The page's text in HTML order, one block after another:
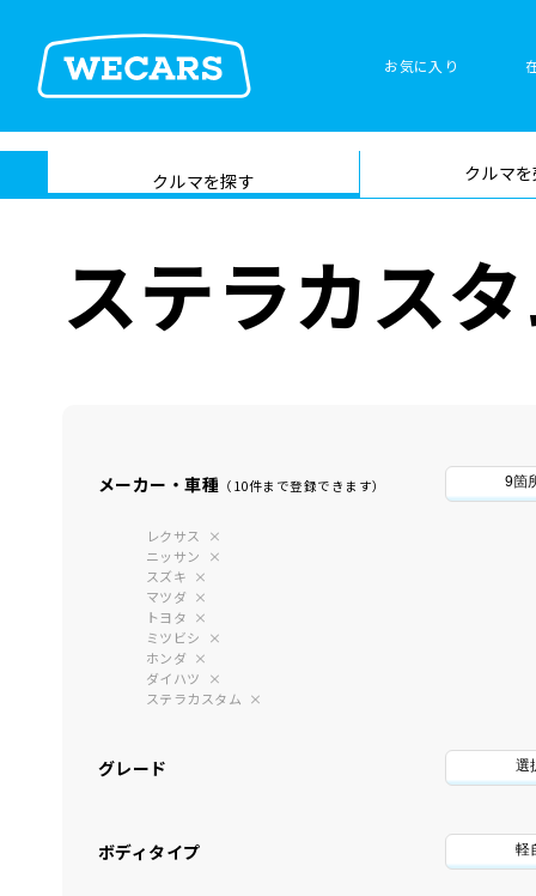
お気に入り
在庫検索
サイト内検
索
クルマを探す クルマ
ステラカス
メーカー・車種 （10件まで登録できます） 9箇
レクサス
ニッサン
スズキ
マツダ
トヨタ
ミツビシ
ホンダ
ダイハツ
ステラカスタム
グレード 選
ボディタイプ 軽